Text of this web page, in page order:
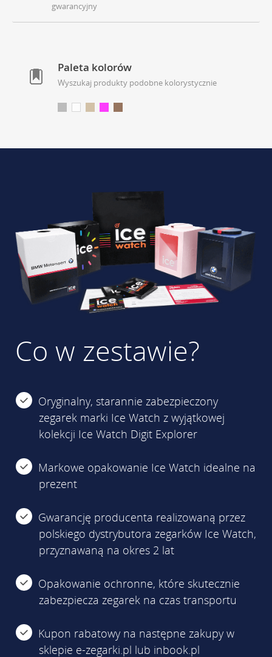
gwarancyjny
Paleta kolorów
Wyszukaj produkty podobne kolorystycznie
Co w zestawie?
Oryginalny, starannie zabezpieczony
zegarek marki Ice Watch z wyjątkowej
kolekcji Ice Watch Digit Explorer
Markowe opakowanie Ice Watch idealne na
prezent
Gwarancję producenta realizowaną przez
polskiego dystrybutora zegarków Ice Watch,
przyznawaną na okres 2 lat
Opakowanie ochronne, które skutecznie
zabezpiecza zegarek na czas transportu
Kupon rabatowy na następne zakupy w
sklepie e-zegarki.pl lub inbook.pl